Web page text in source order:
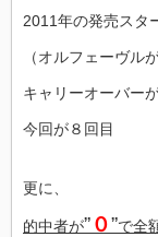
2011年の発売スタ
（オルフェーヴル
キャリーオーバー
今回が８回目
更に、
的中者が”０”で全